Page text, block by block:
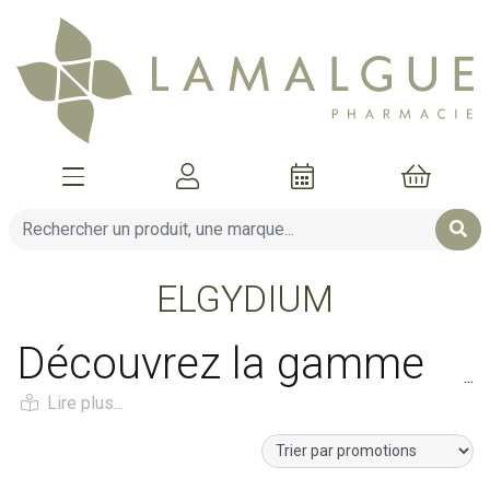
Afficher la navigation
Mon
ELGYDIUM
Découvrez la gamme
ELGYDIUM : Des soins
bucco-dentaires